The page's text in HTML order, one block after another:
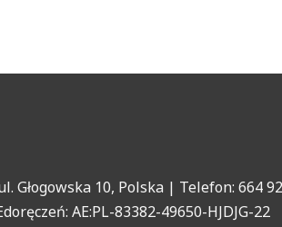
Głogowska 10, Polska | Telefon: 664
AE:PL-83382-49650-HJDJG-22